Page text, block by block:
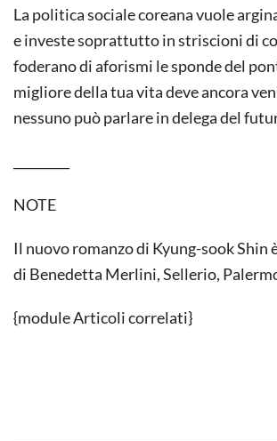
La politica sociale coreana vuole
e investe soprattutto in striscioni di
foderano di aforismi le sponde del
migliore della tua vita deve ancora
nessuno può parlare in delega del
NOTE
Il nuovo romanzo di Kyung-sook Shin
di Benedetta Merlini, Sellerio,
{module Articoli correlati}